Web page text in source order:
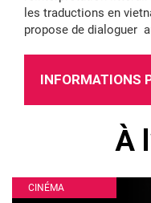
les traductions en
propose de dialoguer
INFORMATIONS
À
CINÉMA